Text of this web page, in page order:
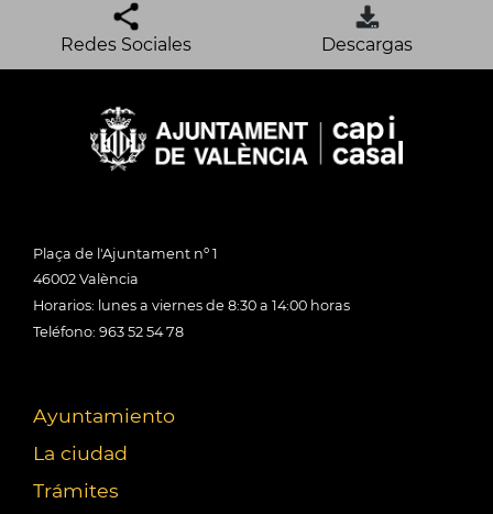
Redes Sociales Descargas
Plaça de l'Ajuntament nº 1
46002 València
Horarios: lunes a viernes de 8:30 a 14:00 horas
Teléfono: 963 52 54 78
Ayuntamiento
La ciudad
Trámites